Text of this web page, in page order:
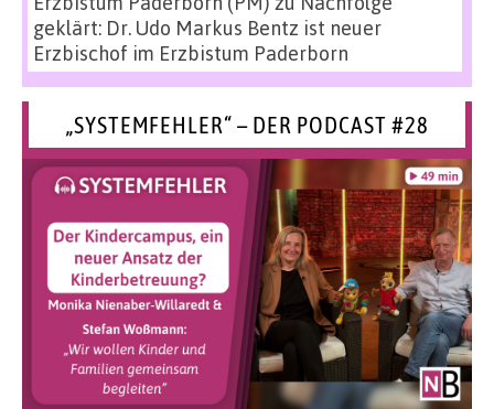
geklärt: Dr. Udo Markus Bentz ist neuer
Erzbischof im Erzbistum Paderborn
„SYSTEMFEHLER“ – DER PODCAST #28